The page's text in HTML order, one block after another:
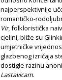
najperspektivnije
romantičko-
Vir, folkloristička
cjelini, bliže su
umjetničke
glazbenog izričaja
dostigle razinu
Lastavicam.